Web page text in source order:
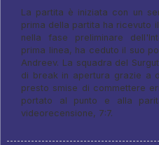
La partita è iniziata con un
prima della partita ha ricevuto
nella fase preliminare
prima linea, ha ceduto il suo
Andreev. La squadra del
di break in apertura grazie a
presto smise di commettere
portato al punto e alla
videorecensione, 7:7.